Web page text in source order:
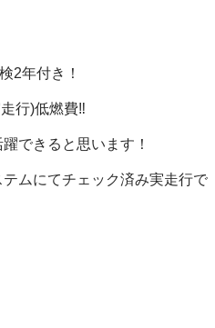
2年付き！
行)低燃費‼️
できると思います！
ムにてチェック済み実走行で